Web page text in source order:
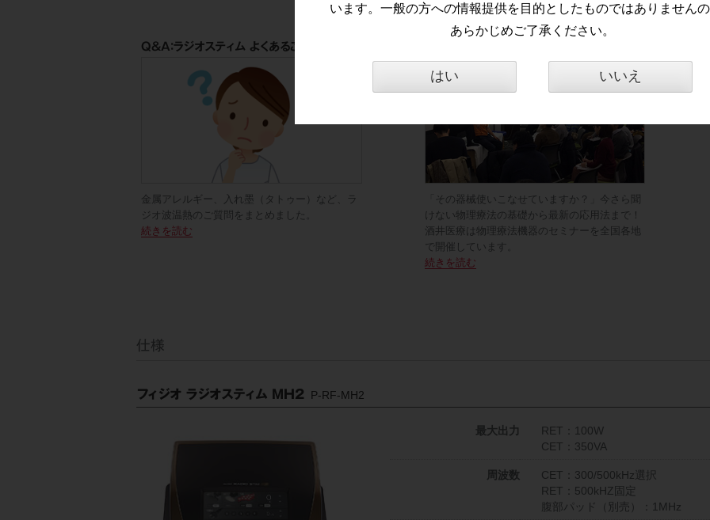
Q＆A：ラジオスティム よくあるご質問
金属アレルギー、入れ墨（タトゥー）など、ラ
ジオ波温熱のご質問をまとめました。
続きを読む
「その器械使いこなせていますか？」今さら聞
けない物理療法の基礎から最新の応用法まで！
酒井医療は物理療法機器のセミナーを全国各地
で開催しています。
続きを読む
仕様
フィジオ ラジオスティム MH2 P-RF-MH2
最大出力
RET：100W
CET：350VA
周波数
CET：300/500kHz選択
RET：500kHZ固定
腹部パッド（別売）：1MHz
います。一般の方への情報提供を目的としたものではありませんの
あらかじめご了承ください。
はい いいえ